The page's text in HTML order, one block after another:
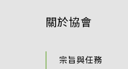
關於協會
宗旨與任務